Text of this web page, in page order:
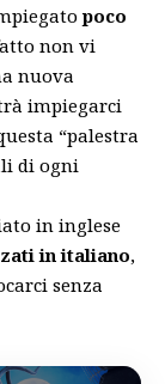
poco
non vi
nuova
impiegarci
“palestra
di ogni
in inglese
in italiano,
senza